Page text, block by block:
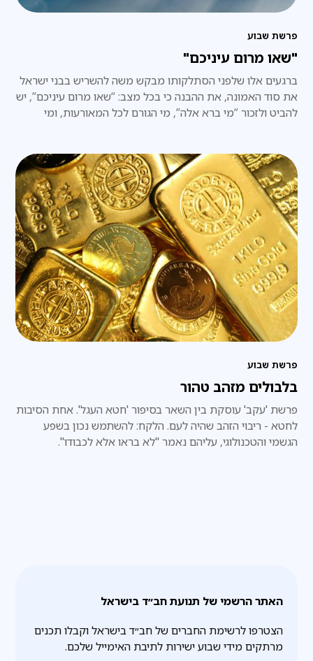
פרשת שבוע
"שאו מרום עיניכם"
ברגעים אלו שלפני הסתלקותו מבקש משה להשריש בבני ישראל
את סוד האמונה, את ההבנה כי בכל מצב: “שאו מרום עיניכם”, יש
להביט ולזכור “מי ברא אלה”, מי הגורם לכל המאורעות, ומי
פרשת שבוע
בלבולים מזהב טהור
פרשת 'עקב' עוסקת בין השאר בסיפור 'חטא העגל'. אחת הסיבות
לחטא - ריבוי הזהב שהיה לעם. הלקח: להשתמש נכון בשפע
הגשמי והטכנולוגי, עליהם נאמר "לא בראו אלא לכבודו".
האתר הרשמי של תנועת חב״ד בישראל
הצטרפו לרשימת החברים של חב״ד בישראל וקבלו תכנים
מרתקים מידי שבוע ישירות לתיבת האימייל שלכם.